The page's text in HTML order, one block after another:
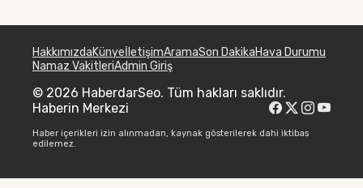
HakkımızdaKünyeİletişimAramaSon DakikaHava Durumu
Namaz VakitleriAdmin Giriş
© 2026 HaberdarSeo. Tüm hakları saklıdır.
Haberin Merkezi
Haber içerikleri izin alınmadan, kaynak gösterilerek dahi iktibas
edilemez.